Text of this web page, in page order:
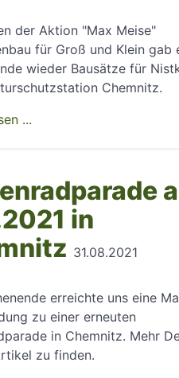
der Aktion "Max Meise"
für Groß und Klein gab
wieder Bausätze für
Chemnitz.
...
in
31.08.2021
erreichte uns eine
zu einer erneuten
in Chemnitz. Mehr
zu finden.